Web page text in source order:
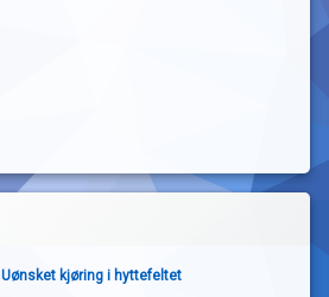
Uønsket kjøring i hyttefeltet